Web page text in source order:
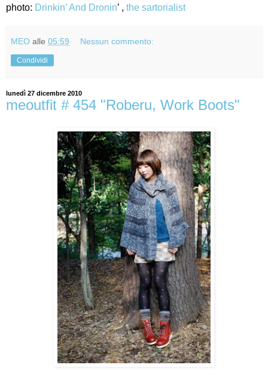
photo: Drinkin’ And Dronin’ , the sartorialist
MEO alle 05:59 Nessun commento:
Condividi
lunedì 27 dicembre 2010
meoutfit # 454 "Roberu, Work Boots"